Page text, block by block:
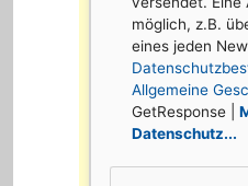
möglich, z.B.
eines jeden
Allgemeine
GetResponse |
Datenschutz...